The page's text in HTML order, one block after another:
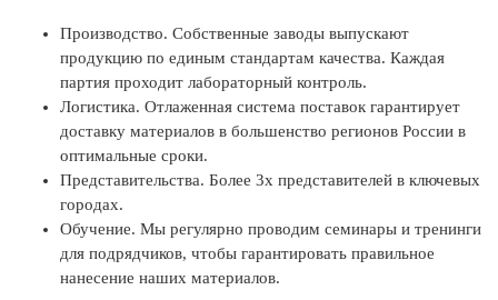
Производство. Собственные заводы выпускают
продукцию по единым стандартам качества. Каждая
партия проходит лабораторный контроль.
Логистика. Отлаженная система поставок гарантирует
доставку материалов в большенство регионов России в
оптимальные сроки.
Представительства. Более 3х представителей в ключевых
городах.
Обучение. Мы регулярно проводим семинары и тренинги
для подрядчиков, чтобы гарантировать правильное
нанесение наших материалов.